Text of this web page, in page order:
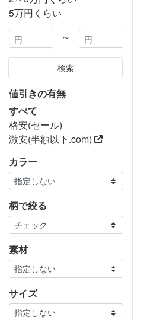
5万円くらい
～
検索
値引きの有無
すべて
格安(セール)
激安(半額以下.com)
カラー
柄で絞る
素材
サイズ